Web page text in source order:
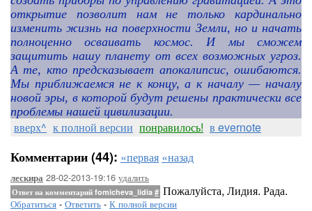
открытие позволит нам не только кардинально
изменить жизнь на поверхности Земли, но и начать
полноценно осваивать космос. И мы сможем
защитить нашу планету от всех возможных угроз.
А те, кто предсказывает апокалипсис, ошибаются.
Мы приближаемся не к концу, а к началу — началу
новой эры, в которой будут решены практически все
проблемы нашей цивилизации.
вверх^ к полной версии понравилось! в evernote
Комментарии (44): «первая «назад
лескира 28-02-2013-19:16 удалить
Ответ на комментарий fomicheva_lidia # Пожалуйста, Лидия. Рада.
Обратиться - Ответить - К полной версии